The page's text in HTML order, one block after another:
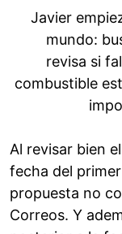
Javier
mundo:
revisa si
combustible
Al revisar bien
fecha del
propuesta no
Correos. Y